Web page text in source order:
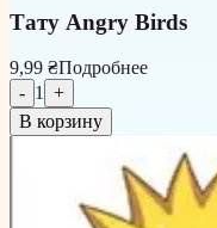
Тату Angry Birds
9,99 ₴Подробнее
- 1
+
В корзину